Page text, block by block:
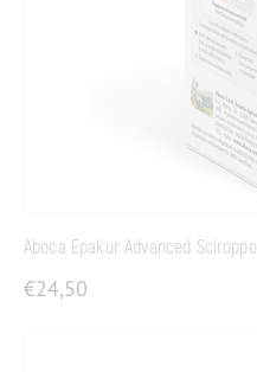
Aboca Epakur Advanced Sciroppo
€24,50